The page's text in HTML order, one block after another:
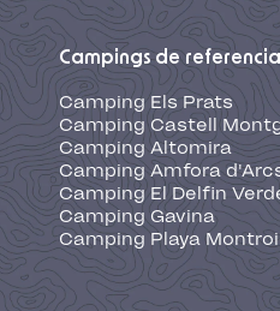
Campings de referencia
Camping Els Prats
Camping Castell
Camping Altomira
Camping Amfora
Camping El Delfin
Camping Gavina
Camping Playa